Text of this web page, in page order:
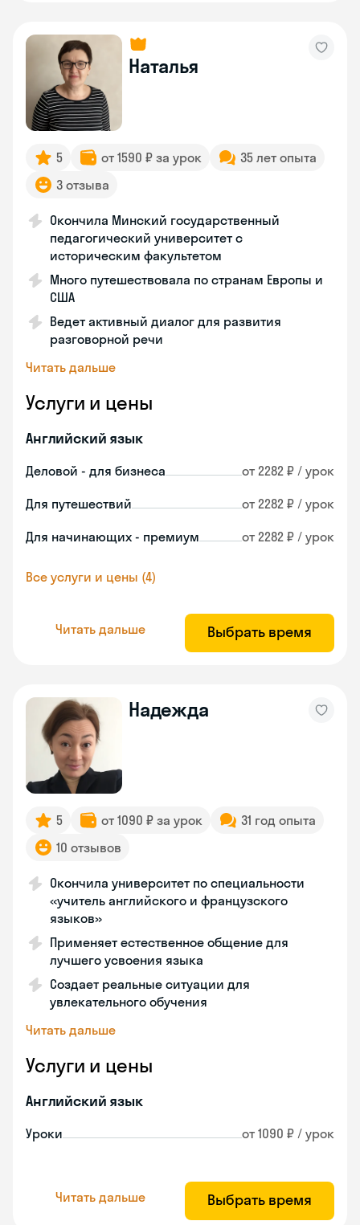
Наталья
5 от 1590 ₽ за урок
35 лет опыта
3 отзыва
Окончила Минский государственный
педагогический университет с
историческим факультетом
Много путешествовала по странам Европы и
США
Ведет активный диалог для развития
разговорной речи
Читать дальше
Услуги и цены
Английский язык
Деловой - для бизнеса от 2282 ₽ / урок
Для путешествий от 2282 ₽ / урок
Для начинающих - премиум от 2282 ₽ / урок
Все услуги и цены (4)
Читать дальше Выбрать время
Надежда
5 от 1090 ₽ за урок
31 год опыта
10 отзывов
Окончила университет по специальности
«учитель английского и французского
языков»
Применяет естественное общение для
лучшего усвоения языка
Создает реальные ситуации для
увлекательного обучения
Читать дальше
Услуги и цены
Английский язык
Уроки от 1090 ₽ / урок
Читать дальше Выбрать время